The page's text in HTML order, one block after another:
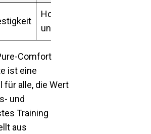
Hohe Griffigkeit
und rutschfest
Comfort
ist eine
für alle, die Wert
und
Training
aus